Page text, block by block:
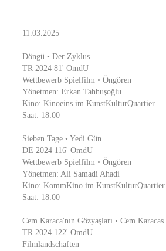
11.03.2025
Döngü • Der Zyklus
TR 2024 81' OmdU
Wettbewerb Spielfilm • Öngören
Yönetmen: Erkan Tahhuşoğlu
Kino: Kinoeins im KunstKulturQuartier
Saat: 18:00
Sieben Tage • Yedi Gün
DE 2024 116' OmdU
Wettbewerb Spielfilm • Öngören
Yönetmen: Ali Samadi Ahadi
Kino: KommKino im KunstKulturQuartier
Saat: 18:00
Cem Karaca'nın Gözyaşları • Cem
TR 2024 122' OmdU
Filmlandschaften